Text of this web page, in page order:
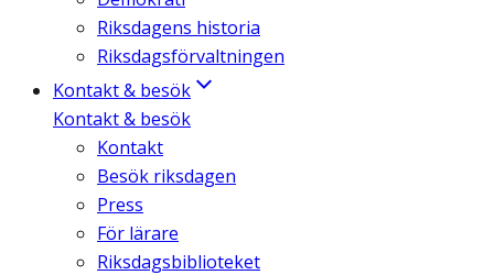
Riksdagens historia
Riksdagsförvaltningen
Kontakt & besök
Kontakt & besök
Kontakt
Besök riksdagen
Press
För lärare
Riksdagsbiblioteket